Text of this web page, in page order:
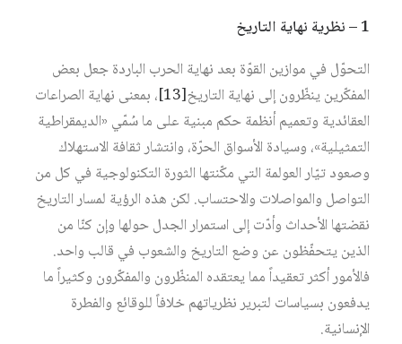
1 – نظرية نهاية التاريخ
التحوّل في موازين القوّة بعد نهاية الحرب الباردة جعل بعض
المفكّرين ينظّرون إلى نهاية التاريخ‏[13]
، بمعنى نهاية الصراعات
العقائدية وتعميم أنظمة حكم مبنية على ما سُمّي «الديمقراطية
التمثيلية»، وسيادة الأسواق الحرّة، وانتشار ثقافة الاستهلاك
وصعود تيّار العولمة التي مكّنتها الثورة التكنولوجية في كل من
التواصل والمواصلات والاحتساب. لكن هذه الرؤية لمسار التاريخ
نقضتها الأحداث وأدّت إلى استمرار الجدل حولها وإن كنّا من
الذين يتحفّظون عن وضع التاريخ والشعوب في قالب واحد.
فالأمور أكثر تعقيداً مما يعتقده المنظّرون والمفكّرون وكثيراً ما
يدفعون بسياسات لتبرير نظرياتهم خلافاً للوقائع والفطرة
الإنسانية.